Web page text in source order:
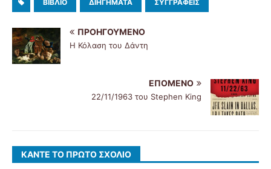
ΒΙΒΛΊΟ ΔΙΗΓΉΜΑΤΑ ΣΥΓΓΡΑΦΕΊΣ
ΠΡΟΗΓΟΎΜΕΝΟ
Η Κόλαση του Δάντη
ΕΠΌΜΕΝΟ
22/11/1963 του Stephen King
ΚΆΝΤΕ ΤΟ ΠΡΏΤΟ ΣΧΌΛΙΟ